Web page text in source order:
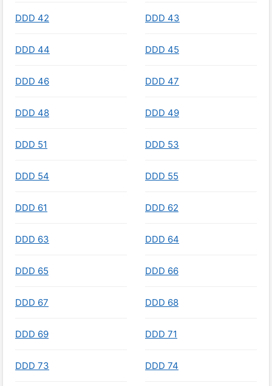
DDD 42 DDD 43
DDD 44 DDD 45
DDD 46 DDD 47
DDD 48 DDD 49
DDD 51 DDD 53
DDD 54 DDD 55
DDD 61 DDD 62
DDD 63 DDD 64
DDD 65 DDD 66
DDD 67 DDD 68
DDD 69 DDD 71
DDD 73 DDD 74